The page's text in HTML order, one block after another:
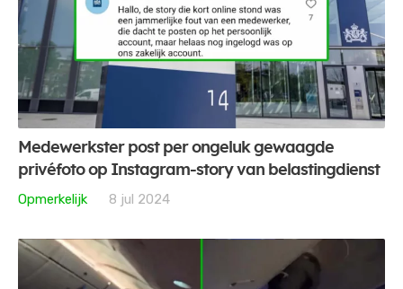
Medewerkster post per ongeluk gewaagde
privéfoto op Instagram-story van belastingdienst
Opmerkelijk
8 jul 2024